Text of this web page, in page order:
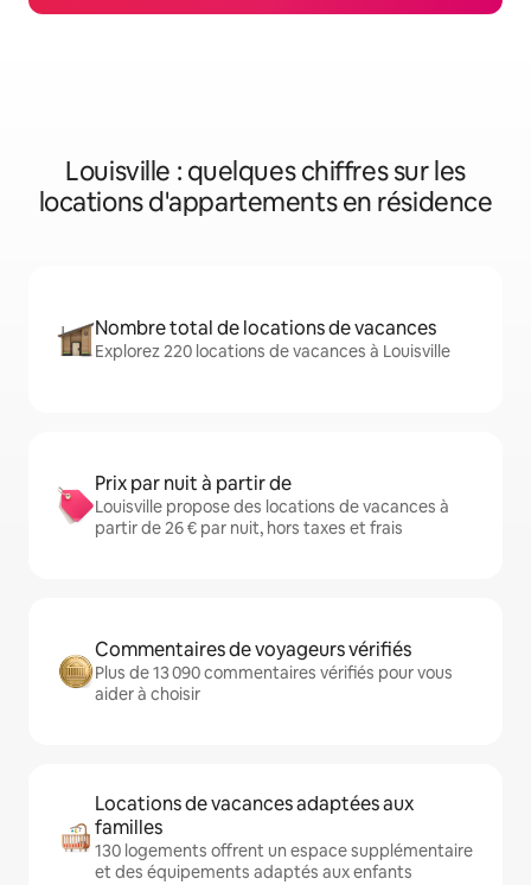
Louisville : quelques chiffres sur les
locations d'appartements en résidence
Nombre total de locations de vacances
Explorez 220 locations de vacances à Louisville
Prix par nuit à partir de
Louisville propose des locations de vacances à
partir de 26 € par nuit, hors taxes et frais
Commentaires de voyageurs vérifiés
Plus de 13 090 commentaires vérifiés pour vous
aider à choisir
Locations de vacances adaptées aux
familles
130 logements offrent un espace supplémentaire
et des équipements adaptés aux enfants